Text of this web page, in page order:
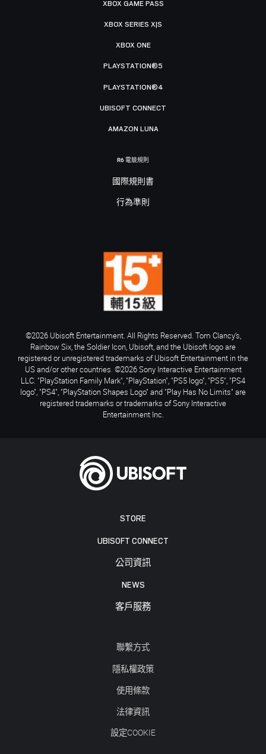
STORE
UBISOFT CONNECT
公司資訊
NEWS
客戶服務
聯繫方式
隱私權政策
使用條款
法律資訊
設定COOKIE
XBOX GAME PASS
XBOX SERIES X|S
XBOX ONE
PLAYSTATION®5
PLAYSTATION®4
UBISOFT CONNECT
AMAZON LUNA
R6 電競規則
國際規則書
行為準則
©2026 Ubisoft Entertainment. All Rights Reserved. Tom Clancy’s,
Rainbow Six, the Soldier Icon, Ubisoft, and the Ubisoft logo are
registered or unregistered trademarks of Ubisoft Entertainment in the
US and/or other countries. ©2026 Sony Interactive Entertainment
LLC. "PlayStation Family Mark", "PlayStation", "PS5 logo", "PS5", "PS4
logo", "PS4", "PlayStation Shapes Logo" and "Play Has No Limits" are
registered trademarks or trademarks of Sony Interactive
Entertainment Inc.